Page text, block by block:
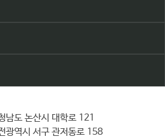
남도 논산시 대학로 121
광역시 서구 관저동로 158